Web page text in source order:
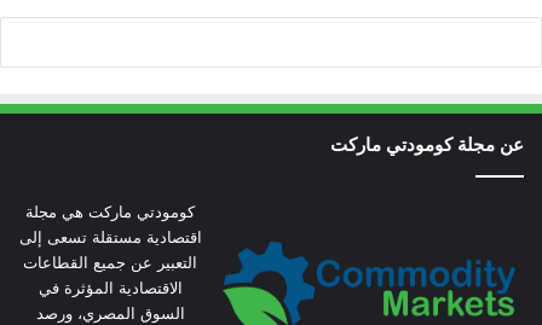
عن مجلة كومودتي ماركت
كومودتي ماركت هي مجلة
اقتصادية مستقلة تسعى إلى
التعبير عن جميع القطاعات
الاقتصادية المؤثرة في
السوق المصري، ورصد